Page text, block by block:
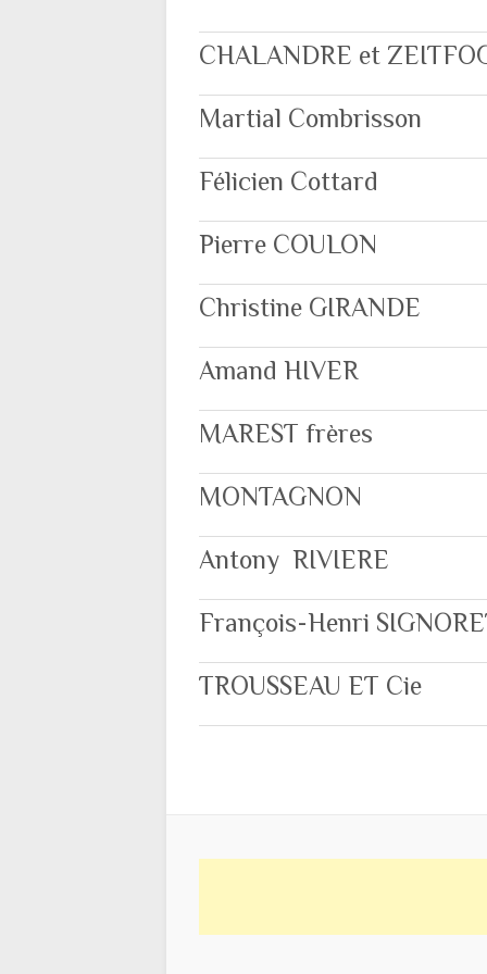
CHALANDRE et
Martial Combrisson
Félicien Cottard
Pierre COULON
Christine GIRANDE
Amand HIVER
MAREST frères
MONTAGNON
Antony RIVIERE
François-Henri
TROUSSEAU ET Cie